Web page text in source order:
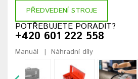
PŘEDVEDENÍ STROJE
POTŘEBUJETE PORADIT?
+420 601 222 558
Manuál Náhradní díly